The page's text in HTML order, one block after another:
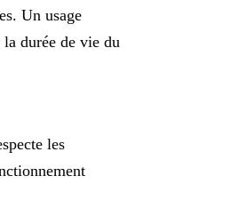
Un usage
durée de vie du
les